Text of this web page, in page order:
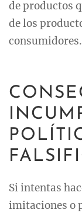
de productos
de los
consumidores.
Si intentas
imitaciones o